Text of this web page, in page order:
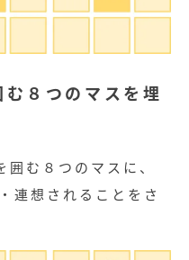
８つのマスを埋
む８つのマスに、
連想されることをさ